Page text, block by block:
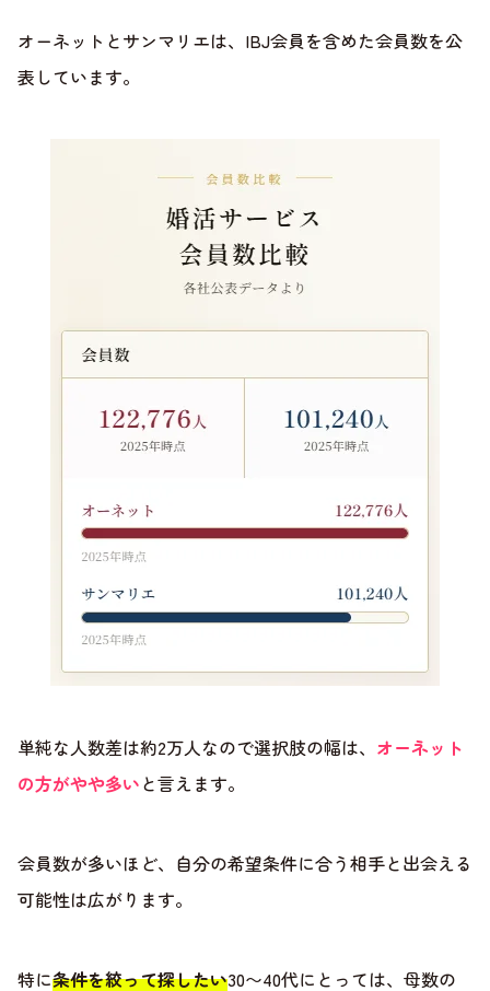
オーネットとサンマリエは、IBJ会員を含めた会員数を公
表しています。
単純な人数差は約2万人なので選択肢の幅は、 オーネット
の方がやや多いと言えます。
会員数が多いほど、自分の希望条件に合う相手と出会える
可能性は広がります。
特に条件を絞って探したい30〜40代にとっては、母数の